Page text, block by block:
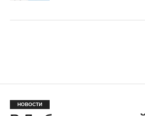
НОВОСТИ